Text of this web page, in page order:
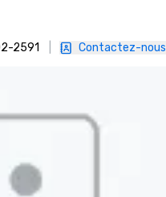
2591 Contactez-nous